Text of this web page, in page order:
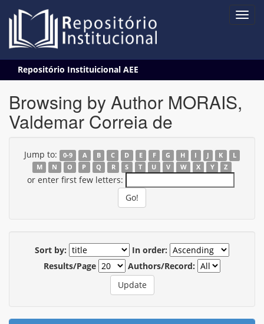
navigation
Repositório Instituicional AEE
Browsing by Author MORAIS,
Valdemar Correia de
Jump to: 0-9 A B C D E F G H I J K
L
M
N O P Q R S T U V W X Y Z
or enter first few letters:
Sort by:
In order:
Results/Page
Authors/Record: